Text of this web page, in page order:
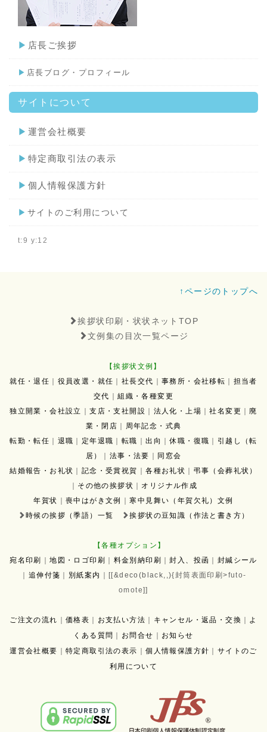
▶ 店長ご挨拶
▶ 店長ブログ・プロフィール
サイトについて
▶ 運営会社概要
▶ 特定商取引法の表示
▶ 個人情報保護方針
▶ サイトのご利用について
t:9 y:12
↑ページのトップへ
挨拶状印刷・状状ネットTOP
文例集の目次一覧ページ
【挨拶状文例】
就任・退任
役員改選・就任 社長交代 事務所・会社移転
担当者
交代
｜組織・各種変更
独立開業・会社設立
｜支店・支社開設 法人化・上場 ｜社名変更 ｜廃
業・閉店
周年記念・式典
転勤・転任
退職 定年退職 転職 ｜出向 ｜休職・復職
引越し（転
居）
法事・法要
同窓会
結婚報告・お礼状
記念・受賞祝賀 ｜各種お礼状
弔事（会葬礼状）
その他の挨拶状
オリジナル作成
年賀状
｜喪中はがき文例 ｜寒中見舞い（年賀欠礼）文例
時候の挨拶（季語）一覧
挨拶状の豆知識（作法と書き方）
【各種オプション】
宛名印刷
｜地図・ロゴ印刷 料金別納印刷 ｜封入、投函
封緘シール
追伸付箋 別紙案内 ｜[[&deco(black,,){封筒表面印刷>futo-
omote]]
ご注文の流れ ｜価格表 お支払い方法 キャンセル・返品・交換
よ
くある質問
お問合せ
お知らせ
運営会社概要
｜特定商取引法の表示 ｜個人情報保護方針
サイトのご
利用について